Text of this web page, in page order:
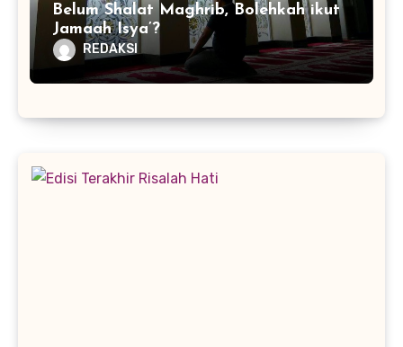
Belum Shalat Maghrib, Bolehkah ikut
Jamaah Isya’?
REDAKSI